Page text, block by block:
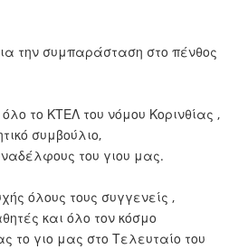
την συμπαράσταση στο πένθος
το ΚΤΕΛ του νόμου Κορινθίας ,
συμβούλιο,
του γιου μας.
όλους τους συγγενείς ,
και όλο τον κόσμο
το γιο μας στο Τελευταίο του